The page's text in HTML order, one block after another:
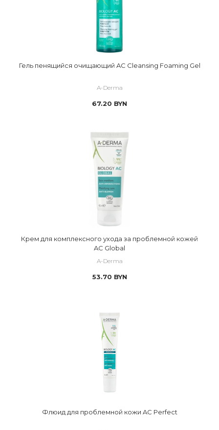
Гель пенящийся очищающий AC Cleansing Foaming Gel
A-Derma
67.20 BYN
Крем для комплексного ухода за проблемной кожей
AC Global
A-Derma
53.70 BYN
Флюид для проблемной кожи AC Perfect